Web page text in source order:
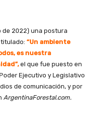
de 2022) una postura
“Un ambiente
es nuestra
el que fue puesto en
Ejecutivo y Legislativo
de comunicación, y por
ArgentinaForestal.com.